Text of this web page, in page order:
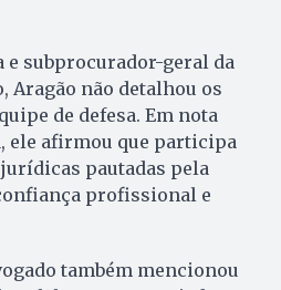
e subprocurador-geral da
Aragão não detalhou os
de defesa. Em nota
ele afirmou que participa
pautadas pela
profissional e
também mencionou